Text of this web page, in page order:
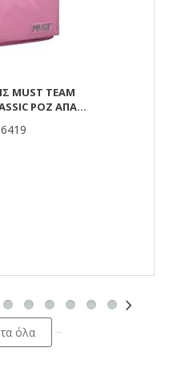
MUST TEAM
ΡΟΖ ΑΠΑΛΌ
όλα